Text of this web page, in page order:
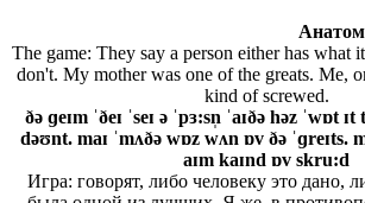
The game: They say a person either has what
don't. My mother was one of the greats. Me,
kind of screwed.
ðə ɡeɪm ˈðeɪ ˈseɪ ə ˈpɜ:sn̩ ˈaɪðə həz ˈwɒt ɪt
dəʊnt. maɪ ˈmʌðə wɒz wʌn ɒv ðə ˈɡreɪts.
aɪm kaɪnd ɒv skru:d
Игра: говорят, либо человеку это дано,